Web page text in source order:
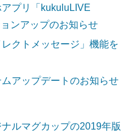
アプリ「kukuluLIVE
ンアップのお知らせ
レクトメッセージ」機能を
ムアップデートのお知らせ
ルマグカップの2019年版